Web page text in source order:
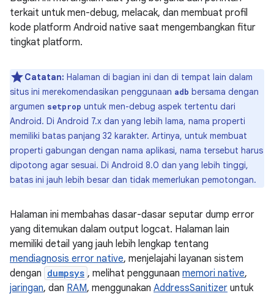
terkait untuk men-debug, melacak, dan membuat profil
kode platform Android native saat mengembangkan fitur
tingkat platform.
Catatan: Halaman di bagian ini dan di tempat lain dalam
situs ini merekomendasikan penggunaan adb bersama dengan
argumen setprop untuk men-debug aspek tertentu dari
Android. Di Android 7.x dan yang lebih lama, nama properti
memiliki batas panjang 32 karakter. Artinya, untuk membuat
properti gabungan dengan nama aplikasi, nama tersebut harus
dipotong agar sesuai. Di Android 8.0 dan yang lebih tinggi,
batas ini jauh lebih besar dan tidak memerlukan pemotongan.
Halaman ini membahas dasar-dasar seputar dump error
yang ditemukan dalam output logcat. Halaman lain
memiliki detail yang jauh lebih lengkap tentang
mendiagnosis error native, menjelajahi layanan sistem
dengan dumpsys , melihat penggunaan memori native,
jaringan, dan RAM, menggunakan AddressSanitizer untuk